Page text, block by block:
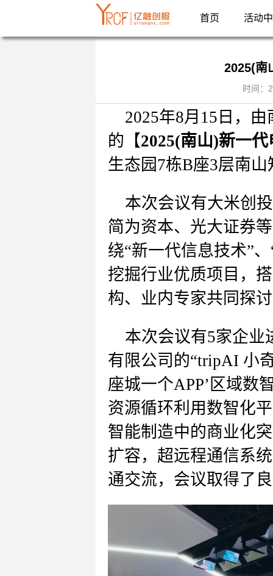
首页 活动
2025(南
时间
2025年8月15 日，
的【2025(南山)新一
生态园7栋B座3层南
本次会议有大米创投
简为资本、光大证券
绕“新一代信息技术”
挖掘行业优质项目，
构、业内专家共同探
本次会议有5家企业
有限公司 的“tripAI 小
座城一个APP’ 区域数
资源循环利用数智化
智能制造中的商业化
扩容，超远程通信系统
通交流，会议取得了